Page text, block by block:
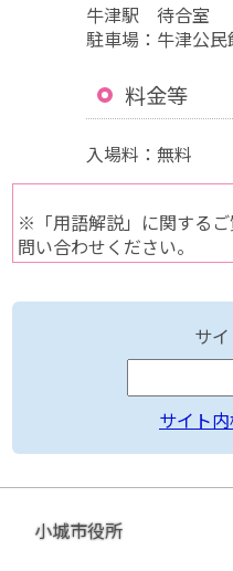
牛津駅 待合室
駐車場：牛津公民
料金等
入場料：無料
※「用語解説」に関する
問い合わせください。
サ
サイト
小城市役所